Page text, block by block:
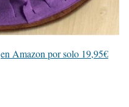
en Amazon por solo 19,95€